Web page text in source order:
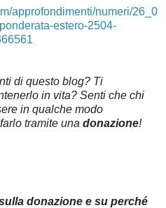
approfondimenti/numeri/26_0
estero-2504-
di questo blog? Ti
in vita? Senti che chi
in qualche modo
tramite una donazione!
donazione e su perché